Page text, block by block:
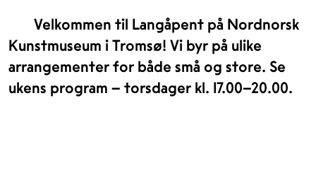
Velkommen til Langåpent på Nordnorsk
Kunstmuseum i Tromsø! Vi byr på ulike
arrangementer for både små og store. Se
ukens program – torsdager kl. 17.00–20.00.